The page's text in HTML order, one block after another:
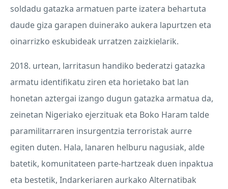
soldadu gatazka armatuen parte izatera behartuta
daude giza garapen duinerako aukera lapurtzen eta
oinarrizko eskubideak urratzen zaizkielarik.
2018. urtean, larritasun handiko bederatzi gatazka
armatu identifikatu ziren eta horietako bat lan
honetan aztergai izango dugun gatazka armatua da,
zeinetan Nigeriako ejerzituak eta Boko Haram talde
paramilitarraren insurgentzia terroristak aurre
egiten duten. Hala, lanaren helburu nagusiak, alde
batetik, komunitateen parte-hartzeak duen inpaktua
eta bestetik, Indarkeriaren aurkako Alternatibak